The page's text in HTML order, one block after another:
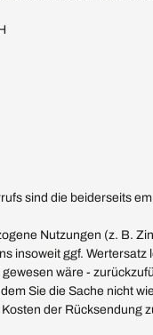
sind die beiderseits
Nutzungen (z. B.
insoweit ggf.
wäre -
Sie die Sache nicht
der Rücksendung